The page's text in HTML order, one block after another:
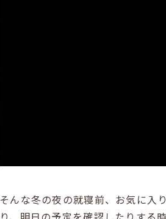
そんな冬の夜の就寝前、お気に入